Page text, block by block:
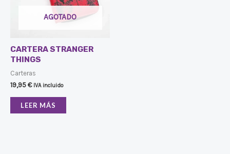
AGOTADO
CARTERA STRANGER
THINGS
Carteras
19,95€ IVA incluido
LEER MÁS